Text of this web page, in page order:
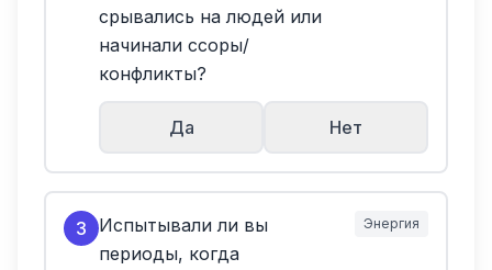
срывались на людей или
начинали ссоры/
конфликты?
Да Нет
3
Испытывали ли вы
периоды, когда
Энергия